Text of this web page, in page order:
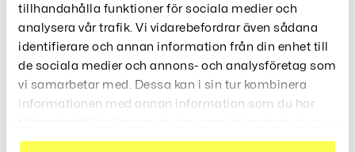
tillhandahålla funktioner för sociala medier och
analysera vår trafik. Vi vidarebefordrar även sådana
identifierare och annan information från din enhet till
de sociala medier och annons- och analysföretag som
vi samarbetar med. Dessa kan i sin tur kombinera
informationen med annan information som du har
använt deras tjänster.
Rea!
Diktafon USB-Minne
379Kr
249Kr